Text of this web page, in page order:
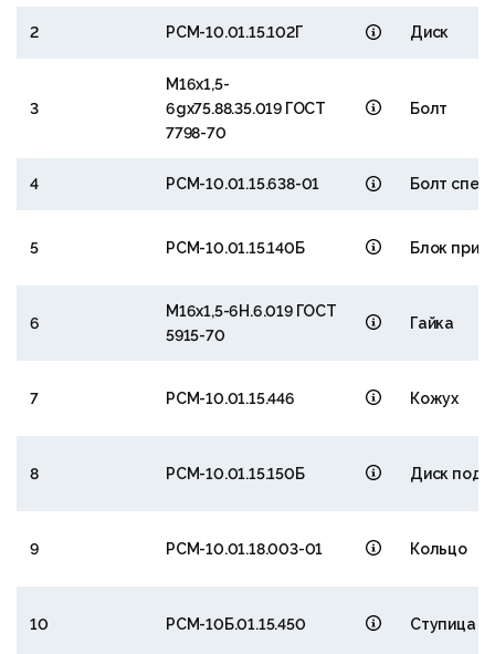
27
28
2 РСМ-10.01.15.102Г Диск
3
М16х1,5-
6gх75.88.35.019 ГОСТ
7798-70
Болт
4 РСМ-10.01.15.638-01 Болт
5 РСМ-10.01.15.140Б Блок
6
М16х1,5-6Н.6.019 ГОСТ
5915-70
Гайка
7 РСМ-10.01.15.446 Кожух
8 РСМ-10.01.15.150Б Диск
9 РСМ-10.01.18.003-01 Кольцо
10 РСМ-10Б.01.15.450 Ступица